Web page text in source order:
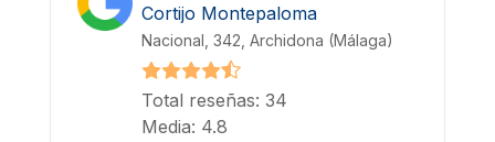
Cortijo Montepaloma
Nacional, 342, Archidona (Málaga)
Total reseñas: 34
Media: 4.8